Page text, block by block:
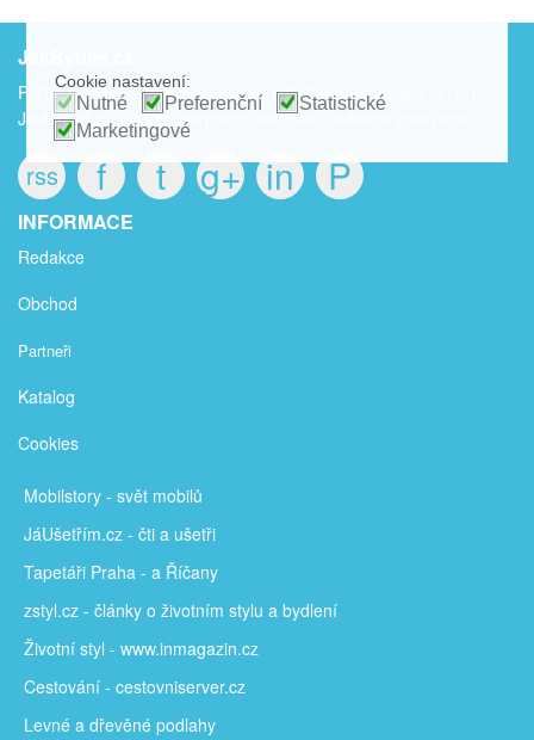
JakBydlet.cz
Portál o bydlení. Publikování nebo další šíření obsahu serveru
JakBydlet.cz je bez písemného souhlasu redakce zakázáno.
rss f t g+ in P
INFORMACE
Redakce
Obchod
Partneři
Katalog
Cookies
Mobilstory - svět mobilů
JáUšetřím.cz - čti a ušetři
Tapetáři Praha - a Říčany
zstyl.cz - články o životním stylu a bydlení
Životní styl - www.inmagazin.cz
Cestování - cestovniserver.cz
Levné a dřevěné podlahy
Cookie nastavení:
Nutné Preferenční
Statistické
Marketingové